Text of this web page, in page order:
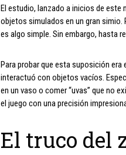
El estudio, lanzado a inicios de este
objetos simulados en un gran simio.
es algo simple. Sin embargo, hasta
Para probar que esta suposición
interactuó con objetos vacíos.
en un vaso o comer “uvas” que no
el juego con una precisión
El truco del